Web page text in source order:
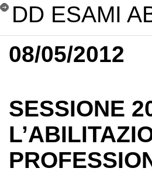
DD ESAMI
08/05/2012
SESSIONE